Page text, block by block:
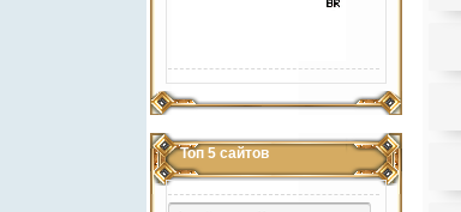
Топ 5 сайтов